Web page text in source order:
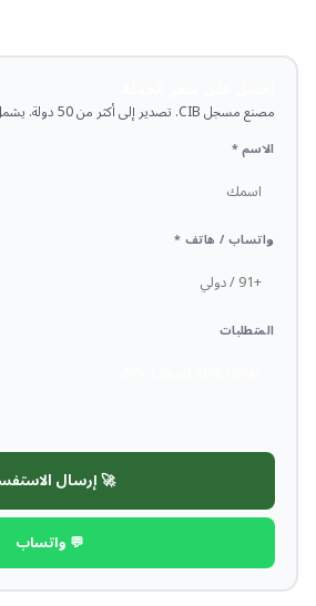
مصنع مسجل CIB. تصدير إلى أكثر من 50 دولة. يشمل COA وMSDS وTDS.
الاسم *
واتساب / هاتف *
المتطلبات
🚀 إرسال
💬 واتساب